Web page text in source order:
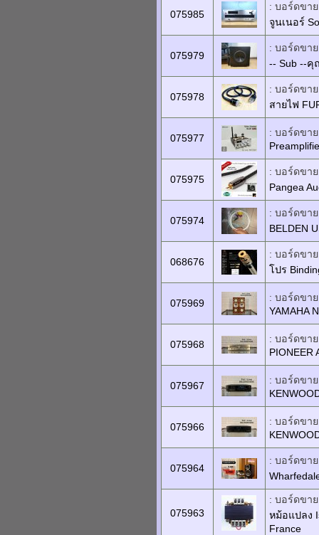
075985
: บอร์ดขาย
จูนเนอร์
075979
: บอร์ดขาย
-- Sub --คุ
075978
: บอร์ดขาย
สายไฟ
075977
: บอร์ดขาย
075975
: บอร์ดขาย
Pangea
075974
: บอร์ดขาย
BELDEN
068676
: บอร์ดขาย
โปร
075969
: บอร์ดขาย
YAMAHA
075968
: บอร์ดขาย
PIONEER
075967
: บอร์ดขาย
075966
: บอร์ดขาย
075964
: บอร์ดขาย
075963
: บอร์ดขาย
หม้อแปลง
France